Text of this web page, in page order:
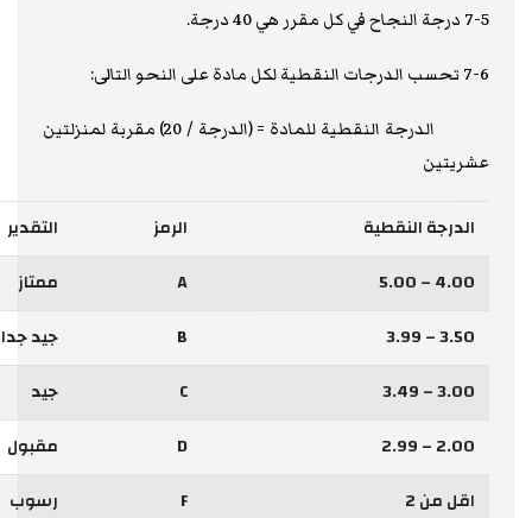
7-5 درجة النجاح في كل مقرر هي 40 درجة.
7-6 تحسب الدرجات النقطية لكل مادة على النحو التالى:
الدرجة النقطية للمادة = (الدرجة / 20) مقربة لمنزلتين
عشريتين
الدرجة النقطية الرمز
التقدير
4.00 – 5.00
A
ممتاز
3.50 – 3.99
B
جيد جدا
3.00 – 3.49
C
جيد
2.00 – 2.99
D
مقبول
اقل من 2
F رسوب